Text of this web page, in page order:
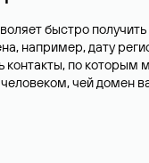
быстро
например, дату
контакты, по которым
чей домен